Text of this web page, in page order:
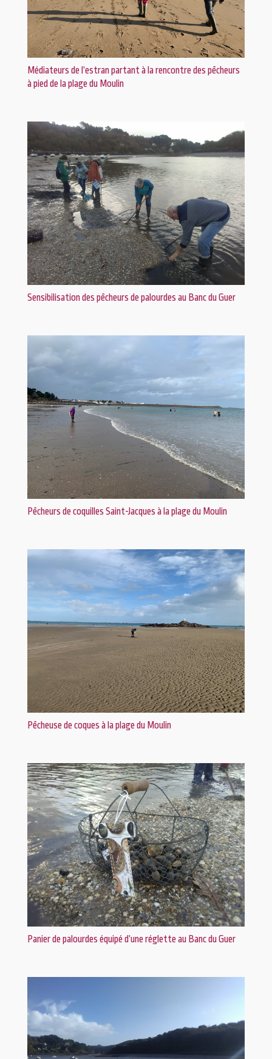
Médiateurs de l’estran partant à la rencontre des pêcheurs
à pied de la plage du Moulin
Sensibilisation des pêcheurs de palourdes au Banc du Guer
Pêcheurs de coquilles Saint-Jacques à la plage du Moulin
Pêcheuse de coques à la plage du Moulin
Panier de palourdes équipé d’une réglette au Banc du Guer